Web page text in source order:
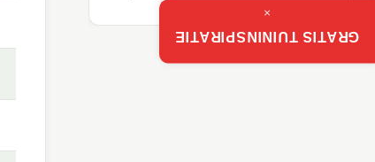
GRATIS TUININSPIRATIE
×